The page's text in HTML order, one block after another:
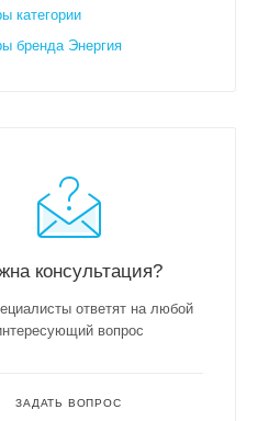
категории
бренда Энергия
консультация?
ответят на любой
вопрос
ЗАДАТЬ ВОПРОС